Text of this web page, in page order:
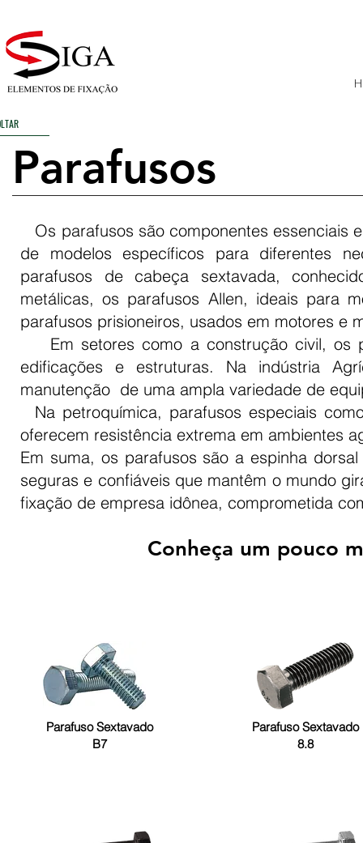
Parafusos
Os parafusos são componentes essenciais
de modelos específicos para diferentes
parafusos de cabeça sextavada,
metálicas, os parafusos Allen, ideais para
parafusos prisioneiros, usados em motores e
Em setores como a construção civil, os
edificações e estruturas. Na indústria
manutenção de uma ampla variedade de
Na petroquímica, parafusos especiais
oferecem resistência extrema em ambientes
Em suma, os parafusos são a espinha
seguras e confiáveis que mantêm o mundo
fixação de empresa idônea, comprometida
Conheça um pouco
Parafuso Sextavado
B7
Parafuso Sextavado
8.8